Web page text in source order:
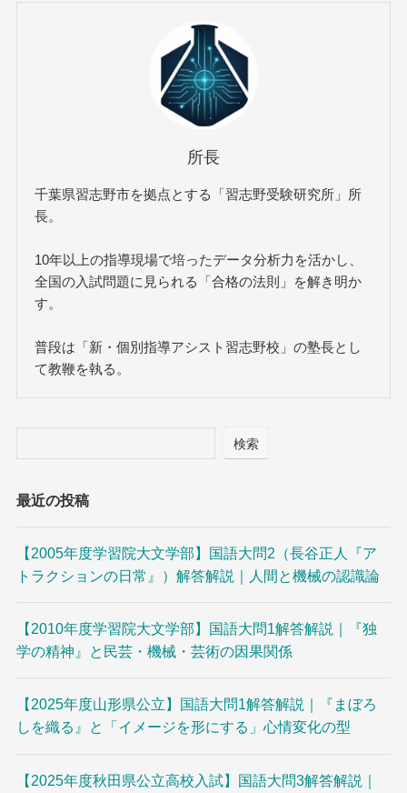
所長
千葉県習志野市を拠点とする「習志野受験研究所」所
長。
10年以上の指導現場で培ったデータ分析力を活かし、
全国の入試問題に見られる「合格の法則」を解き明か
す。
普段は「新・個別指導アシスト習志野校」の塾長とし
て教鞭を執る。
検索
最近の投稿
【2005年度学習院大文学部】国語大問2（長谷正人『ア
トラクションの日常』）解答解説｜人間と機械の認識論
【2010年度学習院大文学部】国語大問1解答解説｜『独
学の精神』と民芸・機械・芸術の因果関係
【2025年度山形県公立】国語大問1解答解説｜『まぼろ
しを織る』と「イメージを形にする」心情変化の型
【2025年度秋田県公立高校入試】国語大問3解答解説｜